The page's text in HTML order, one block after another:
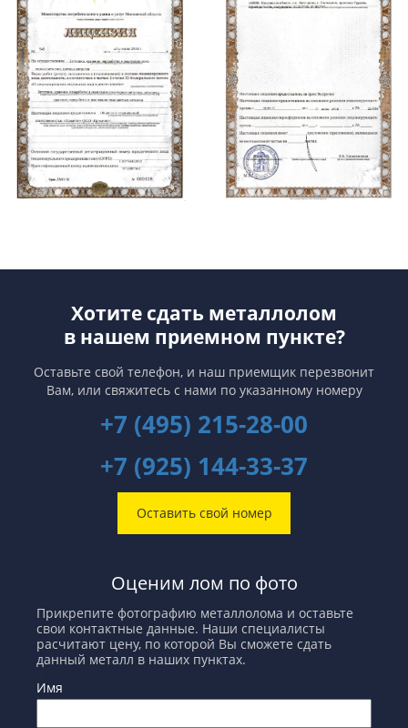
Хотите сдать металлолом
в нашем приемном пункте?
Оставьте свой телефон, и наш приемщик перезвонит
Вам, или свяжитесь с нами по указанному номеру
+7 (495) 215-28-00
+7 (925) 144-33-37
Оставить свой номер
Оценим лом по фото
Прикрепите фотографию металлолома и оставьте
свои контактные данные. Наши специалисты
расчитают цену, по которой Вы сможете сдать
данный металл в наших пунктах.
Имя